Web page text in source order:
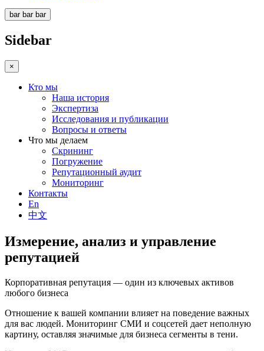
bar bar bar
Sidebar
×
Кто мы
Наша история
Экспертиза
Исследования и публикации
Вопросы и ответы
Что мы делаем
Скрининг
Погружение
Репутационный аудит
Мониторинг
Контакты
En
中文
Измерение, анализ и управление
репутацией
Корпоративная репутация — один из ключевых активов
любого бизнеса
Отношение к вашей компании влияет на поведение важных
для вас людей. Мониторинг СМИ и соцсетей дает неполную
картину, оставляя значимые для бизнеса сегменты в тени.